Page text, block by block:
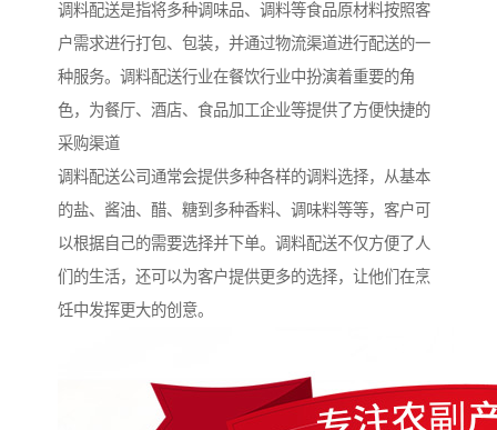
调料配送是指将多种调味品、调料等食品原材料按照客
户需求进行打包、包装，并通过物流渠道进行配送的一
种服务。调料配送行业在餐饮行业中扮演着重要的角
色，为餐厅、酒店、食品加工企业等提供了方便快捷的
采购渠道
调料配送公司通常会提供多种各样的调料选择，从基本
的盐、酱油、醋、糖到多种香料、调味料等等，客户可
以根据自己的需要选择并下单。调料配送不仅方便了人
们的生活，还可以为客户提供更多的选择，让他们在烹
饪中发挥更大的创意。